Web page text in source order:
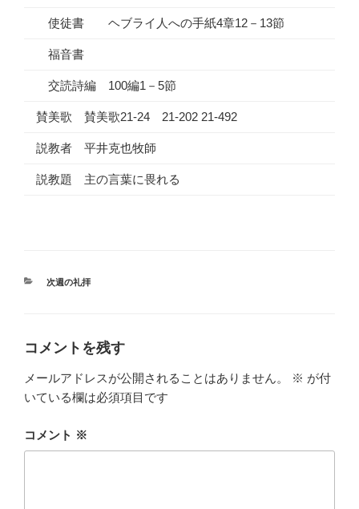
使徒書 ヘブライ人への手紙4章12－13節
福音書
交読詩編 100編1－5節
賛美歌 賛美歌21-24 21-202 21-492
説教者 平井克也牧師
説教題 主の言葉に畏れる
カ
次週の礼拝
コメントを残す
メールアドレスが公開されることはありません。 ※ が付
いている欄は必須項目です
コメント ※